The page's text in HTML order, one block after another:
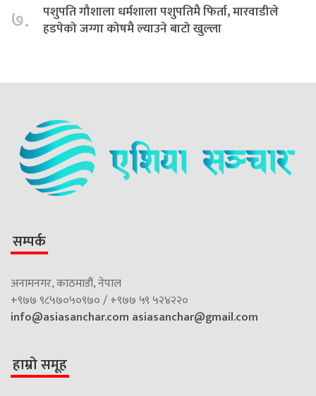
७.
पशुपति गौशाला धर्मशाला पशुपतिमै फिर्ता, मारवाडीले
हडपेको जग्गा कोषमै ल्याउने बाटो खुल्ला
सम्पर्क
अनामनगर, काठमाडौं, नेपाल
+९७७ ९८५७०५०९७० / +९७७ ५९ ५२४२२०
info@asiasanchar.com asiasanchar@gmail.com
हाम्रो समूह